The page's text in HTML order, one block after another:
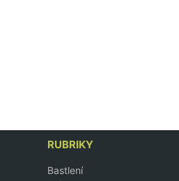
RUBRIKY
Bastlení